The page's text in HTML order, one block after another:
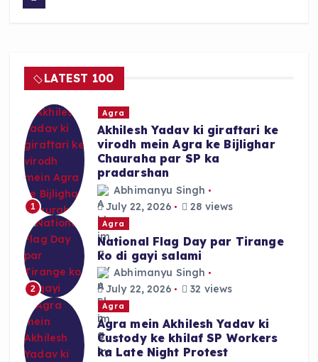
o
o
k
p
p
LATEST 100
1
Agra
Akhilesh Yadav ki giraftari ke
virodh mein Agra ke Bijlighar
Chauraha par SP ka
pradarshan
Abhimanyu Singh
July 22, 2026
28 views
2
Agra
National Flag Day par Tirange
ko di gayi salami
Abhimanyu Singh
July 22, 2026
32 views
Agra
Agra mein Akhilesh Yadav ki
Custody ke khilaf SP Workers
ka Late Night Protest